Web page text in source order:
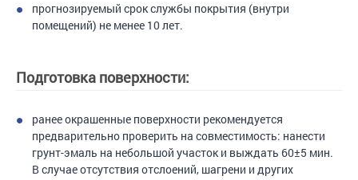
прогнозируемый срок службы покрытия (внутри
помещений) не менее 10 лет.
Подготовка поверхности:
ранее окрашенные поверхности рекомендуется
предварительно проверить на совместимость: нанести
грунт-эмаль на небольшой участок и выждать 60±5 мин.
В случае отсутствия отслоений, шагрени и других